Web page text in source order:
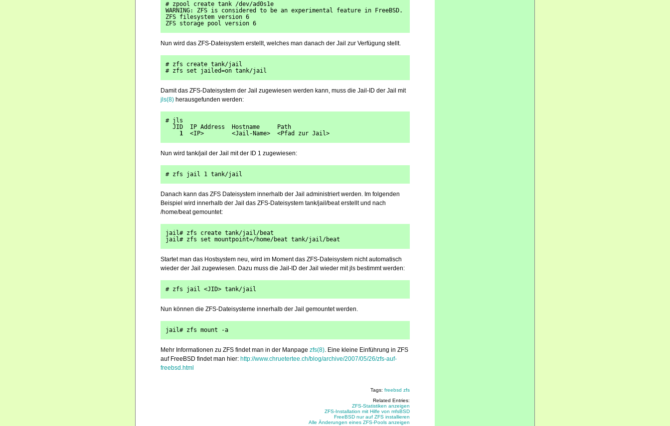
# zpool create tank /dev/ad0s1e
WARNING: ZFS is considered to be an experimental feature in FreeBSD.
ZFS filesystem version 6
ZFS storage pool version 6
Nun wird das ZFS-Dateisystem erstellt, welches man danach der Jail zur Verfügung stellt.
# zfs create tank/jail
# zfs set jailed=on tank/jail
Damit das ZFS-Dateisystem der Jail zugewiesen werden kann, muss die Jail-ID der Jail mit
jls(8) herausgefunden werden:
# jls
  JID  IP Address  Hostname     Path
1
  <IP>        <Jail-Name>  <Pfad zur Jail>
Nun wird tank/jail der Jail mit der ID 1 zugewiesen:
# zfs jail 1 tank/jail
Danach kann das ZFS Dateisystem innerhalb der Jail administriert werden. Im folgenden
Beispiel wird innerhalb der Jail das ZFS-Dateisystem tank/jail/beat erstellt und nach
/home/beat gemountet:
jail# zfs create tank/jail/beat
jail# zfs set mountpoint=/home/beat tank/jail/beat
Startet man das Hostsystem neu, wird im Moment das ZFS-Dateisystem nicht automatisch
wieder der Jail zugewiesen. Dazu muss die Jail-ID der Jail wieder mit jls bestimmt werden:
# zfs jail <JID> tank/jail
Nun können die ZFS-Dateisysteme innerhalb der Jail gemountet werden.
jail# zfs mount -a
Mehr Informationen zu ZFS findet man in der Manpage zfs(8). Eine kleine Einführung in ZFS
auf FreeBSD findet man hier: http://www.chruetertee.ch/blog/archive/2007/05/26/zfs-auf-
freebsd.html
Tags: freebsd zfs
Related Entries:
ZFS-Statistiken anzeigen
ZFS-Installation mit Hilfe von mfsBSD
FreeBSD nur auf ZFS installieren
Alle Änderungen eines ZFS-Pools anzeigen